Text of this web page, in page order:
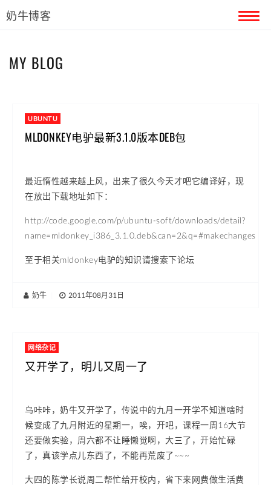
奶牛博客
MY BLOG
UBUNTU
MLDONKEY电驴最新3.1.0版本DEB包
最近惰性越来越上风，出来了很久今天才吧它编译好，现
在放出下载地址如下：
http://code.google.com/p/ubuntu-soft/downloads/detail?
name=mldonkey_i386_3.1.0.deb&can=2&q=#makechanges
至于相关mldonkey电驴的知识请搜索下论坛
奶牛 2011年08月31日
网络杂记
又开学了，明儿又周一了
乌咔咔，奶牛又开学了，传说中的九月一开学不知道啥时
候变成了九月附近的星期一，唉，开吧，课程一周16大节
还要做实验，周六都不让睡懒觉啊，大三了，开始忙碌
了，真该学点儿东西了，不能再荒废了~~~
大四的陈学长说周二帮忙给开校内，省下来网费做生活费